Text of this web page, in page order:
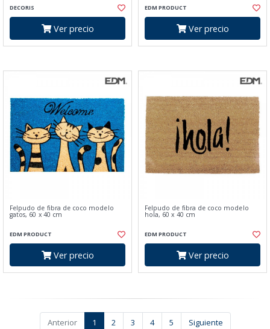
DECORIS
Ver precio
EDM PRODUCT
Ver precio
Felpudo de fibra de coco modelo
gatos, 60 x 40 cm
EDM PRODUCT
Ver precio
Felpudo de fibra de coco modelo
hola, 60 x 40 cm
EDM PRODUCT
Ver precio
Anterior 1 2 3 4 5 Siguiente